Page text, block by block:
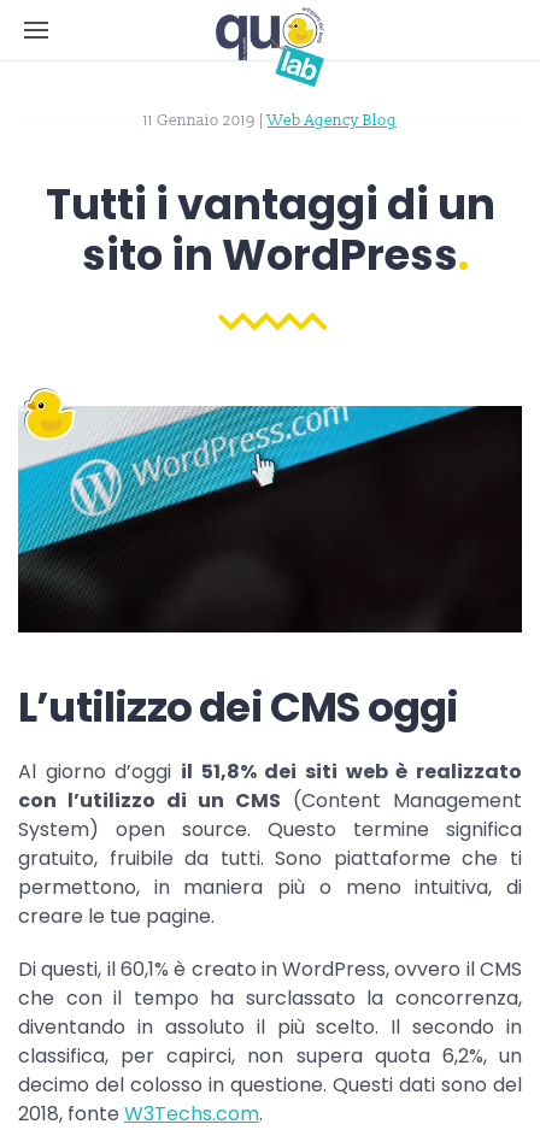
11 Gennaio 2019 |Web Agency Blog
Tutti i vantaggi di un
sito in WordPress
L’utilizzo dei CMS oggi
Al giorno d’oggi il 51,8% dei siti web è realizzato
con l’utilizzo di un CMS (Content Management
System) open source. Questo termine significa
gratuito, fruibile da tutti. Sono piattaforme che ti
permettono, in maniera più o meno intuitiva, di
creare le tue pagine.
Di questi, il 60,1% è creato in WordPress, ovvero il CMS
che con il tempo ha surclassato la concorrenza,
diventando in assoluto il più scelto. Il secondo in
classifica, per capirci, non supera quota 6,2%, un
decimo del colosso in questione. Questi dati sono del
2018, fonte W3Techs.com.